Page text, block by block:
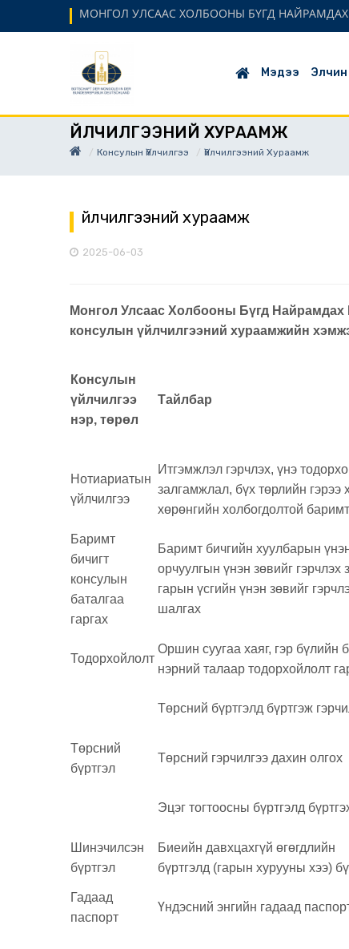
МОНГОЛ УЛСААС ХОЛБООНЫ БҮГД
Мэдээ
ҮЙЛЧИЛГЭЭНИЙ ХУРААМЖ
Консулын Үйлчилгээ Үйлчилгээний Хураамж
Үйлчилгээний хураамж
2025-06-03
Монгол Улсаас Холбооны Бүгд
консулын үйлчилгээний хураамжийн
Консулын
үйлчилгээ
нэр, төрөл
Тайлбар
Нотиариатын
үйлчилгээ
Итгэмжлэл гэрчлэх, үнэ
залгамжлал, бүх төрлийн гэрээ
хөрөнгийн холбогдолтой
Баримт
бичигт
консулын
баталгаа
гаргах
Баримт бичгийн хуулбарын
орчуулгын үнэн зөвийг гэрчлэх
гарын үсгийн үнэн зөвийг
шалгах
Тодорхойлолт
Оршин суугаа хаяг, гэр бүлийн
нэрний талаар тодорхойлолт
Төрсний
бүртгэл
Төрсний бүртгэлд бүртгэж
Төрсний гэрчилгээ дахин олгох
Эцэг тогтоосны бүртгэлд
Шинэчилсэн
бүртгэл
Биеийн давхцахгүй өгөгдлийн
бүртгэлд (гарын хурууны хээ)
Гадаад
паспорт
Үндэсний энгийн гадаад